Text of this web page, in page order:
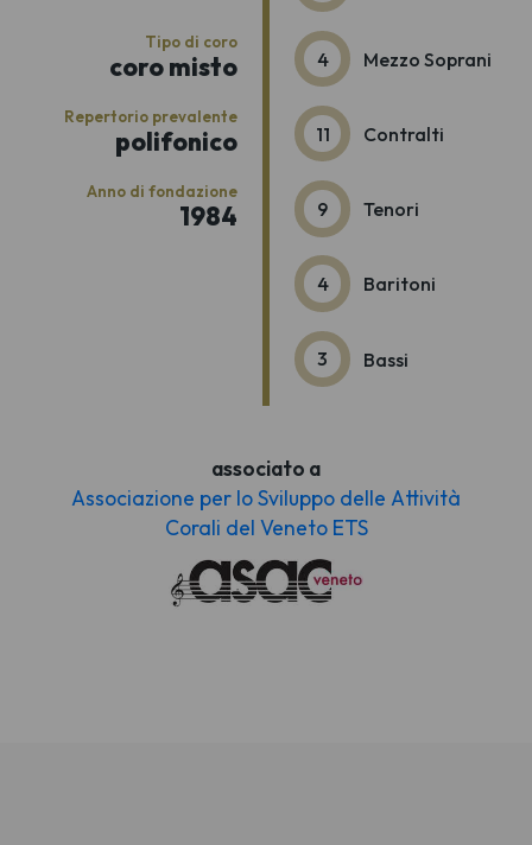
Tipo di coro
coro misto
Repertorio prevalente
polifonico
Anno di fondazione
1984
4 Mezzo Soprani
11 Contralti
9 Tenori
4 Baritoni
3 Bassi
associato a
Associazione per lo Sviluppo delle Attività
Corali del Veneto ETS